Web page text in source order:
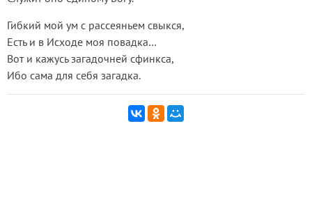
Гибкий мой ум с рассеяньем свыкся,
Есть и в Исходе моя повадка…
Вот и кажусь загадочней сфинкса,
Ибо сама для себя загадка.